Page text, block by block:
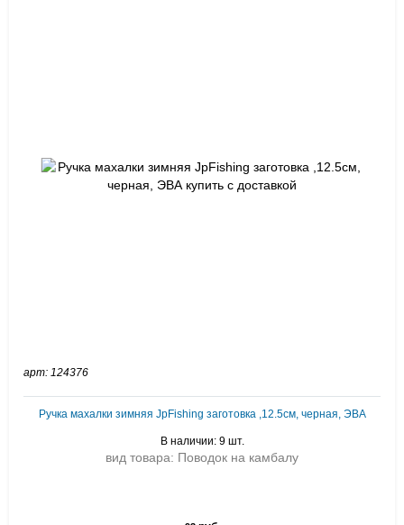
арт: 124376
Ручка махалки зимняя JpFishing заготовка ,12.5см, черная, ЭВА
В наличии: 9 шт.
вид товара: Поводок на камбалу